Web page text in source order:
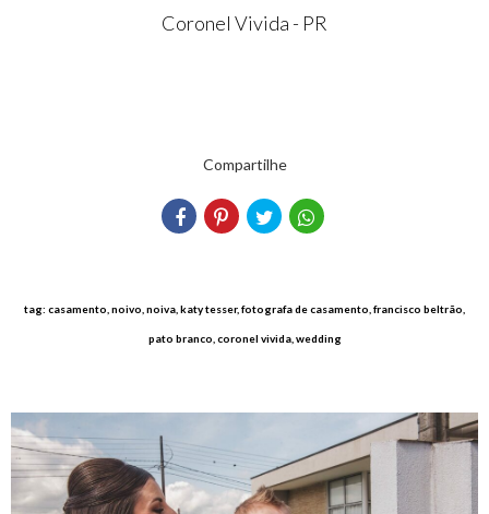
Coronel Vivida - PR
Compartilhe
tag: casamento, noivo, noiva, katy tesser, fotografa de casamento, francisco beltrão,
pato branco, coronel vivida, wedding